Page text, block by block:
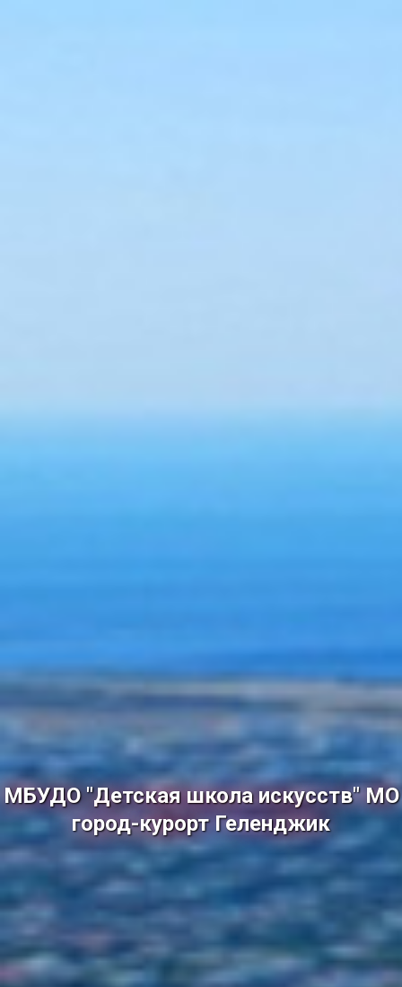
МБУДО "Детская школа искусств" МО
город-курорт Геленджик